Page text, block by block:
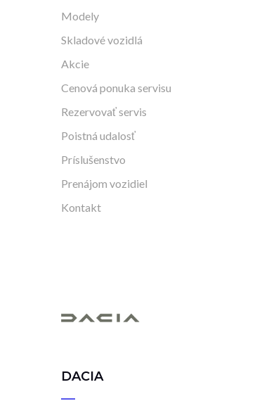
Modely
Skladové vozidlá
Akcie
Cenová ponuka servisu
Rezervovať servis
Poistná udalosť
Príslušenstvo
Prenájom vozidiel
Kontakt
DACIA